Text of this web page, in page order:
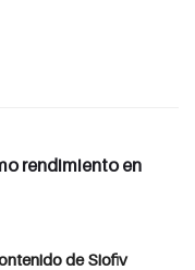
rendimiento en
de Siofiv